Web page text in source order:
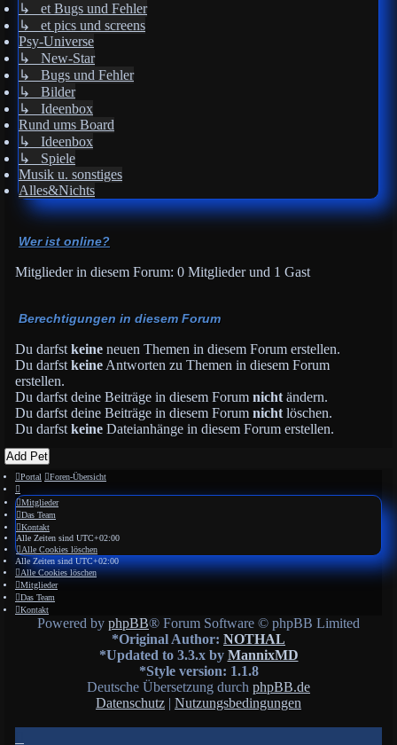
↳ et Bugs und Fehler
↳ et pics und screens
Psy-Universe
↳ New-Star
↳ Bugs und Fehler
↳ Bilder
↳ Ideenbox
Rund ums Board
↳ Ideenbox
↳ Spiele
Musik u. sonstiges
Alles&Nichts
Wer ist online?
Mitglieder in diesem Forum: 0 Mitglieder und 1 Gast
Berechtigungen in diesem Forum
Du darfst keine neuen Themen in diesem Forum erstellen.
Du darfst keine Antworten zu Themen in diesem Forum
erstellen.
Du darfst deine Beiträge in diesem Forum nicht ändern.
Du darfst deine Beiträge in diesem Forum nicht löschen.
Du darfst keine Dateianhänge in diesem Forum erstellen.
Add Pet
Portal Foren-Übersicht
Mitglieder
Das Team
Kontakt
Alle Zeiten sind UTC+02:00
Alle Cookies löschen
Alle Zeiten sindUTC+02:00
Alle Cookies löschen
Mitglieder
Das Team
Kontakt
Powered by phpBB® Forum Software © phpBB Limited
*Original Author: NOTHAL
*Updated to 3.3.x by MannixMD
*Style version: 1.1.8
Deutsche Übersetzung durch phpBB.de
Datenschutz | Nutzungsbedingungen